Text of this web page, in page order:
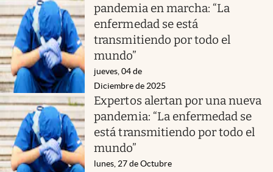
pandemia en marcha: “La
enfermedad se está
transmitiendo por todo el
mundo”
jueves, 04 de
Diciembre de 2025
Expertos alertan por una nueva
pandemia: “La enfermedad se
está transmitiendo por todo el
mundo”
lunes, 27 de Octubre